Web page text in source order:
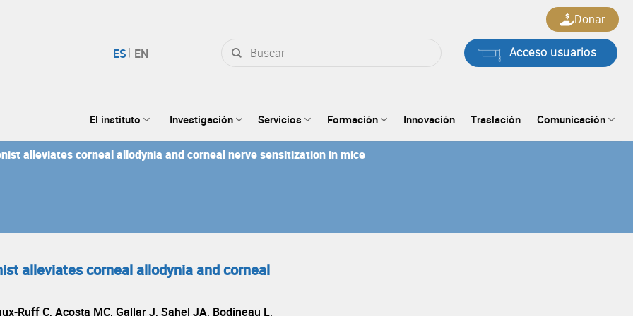
por:
Acceso usuarios
Donar
El instituto Investigación Servicios Formación Innovación Traslación Comunicación
alleviates corneal allodynia and corneal nerve sensitization in mice
alleviates corneal allodynia and corneal
Ruff C, Acosta MC, Gallar J, Sahel JA, Bodineau L,